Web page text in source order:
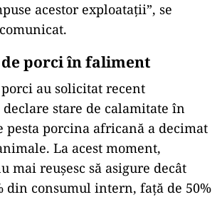
acestor exploataţii”, se
porci în faliment
au solicitat recent
stare de calamitate în
pesta porcina africană a decimat
La acest moment,
mai reușesc să asigure decât
din consumul intern, față de 50%